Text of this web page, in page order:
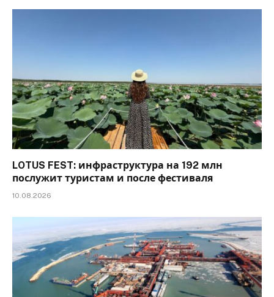
LOTUS FEST: инфраструктура на 192 млн
послужит туристам и после фестиваля
10.08.2026